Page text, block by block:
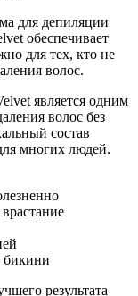
для депиляции
обеспечивает
для тех, кто не
волос.
является одним
волос без
состав
многих людей.
бикини
результата